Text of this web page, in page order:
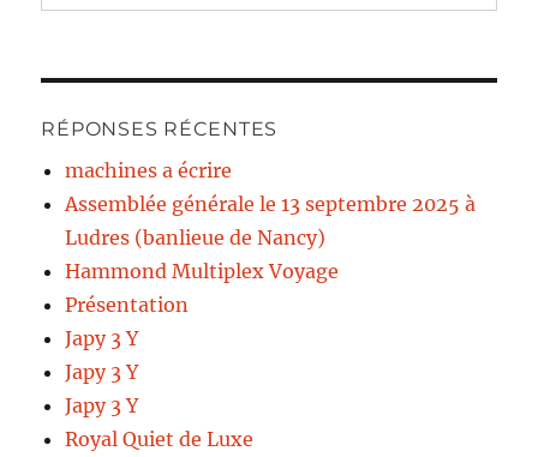
RÉPONSES RÉCENTES
machines a écrire
Assemblée générale le 13 septembre 2025 à
Ludres (banlieue de Nancy)
Hammond Multiplex Voyage
Présentation
Japy 3 Y
Japy 3 Y
Japy 3 Y
Royal Quiet de Luxe